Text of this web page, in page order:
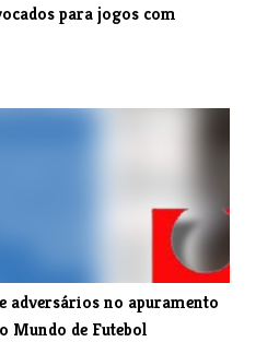
para jogos com
adversários no apuramento
Mundo de Futebol